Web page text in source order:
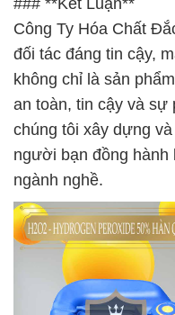
### **Kết Luận**
Công Ty Hóa Chất
đối tác đáng tin cậy,
không chỉ là sản
an toàn, tin cậy và sự
chúng tôi xây dựng
người bạn đồng hành
ngành nghề.